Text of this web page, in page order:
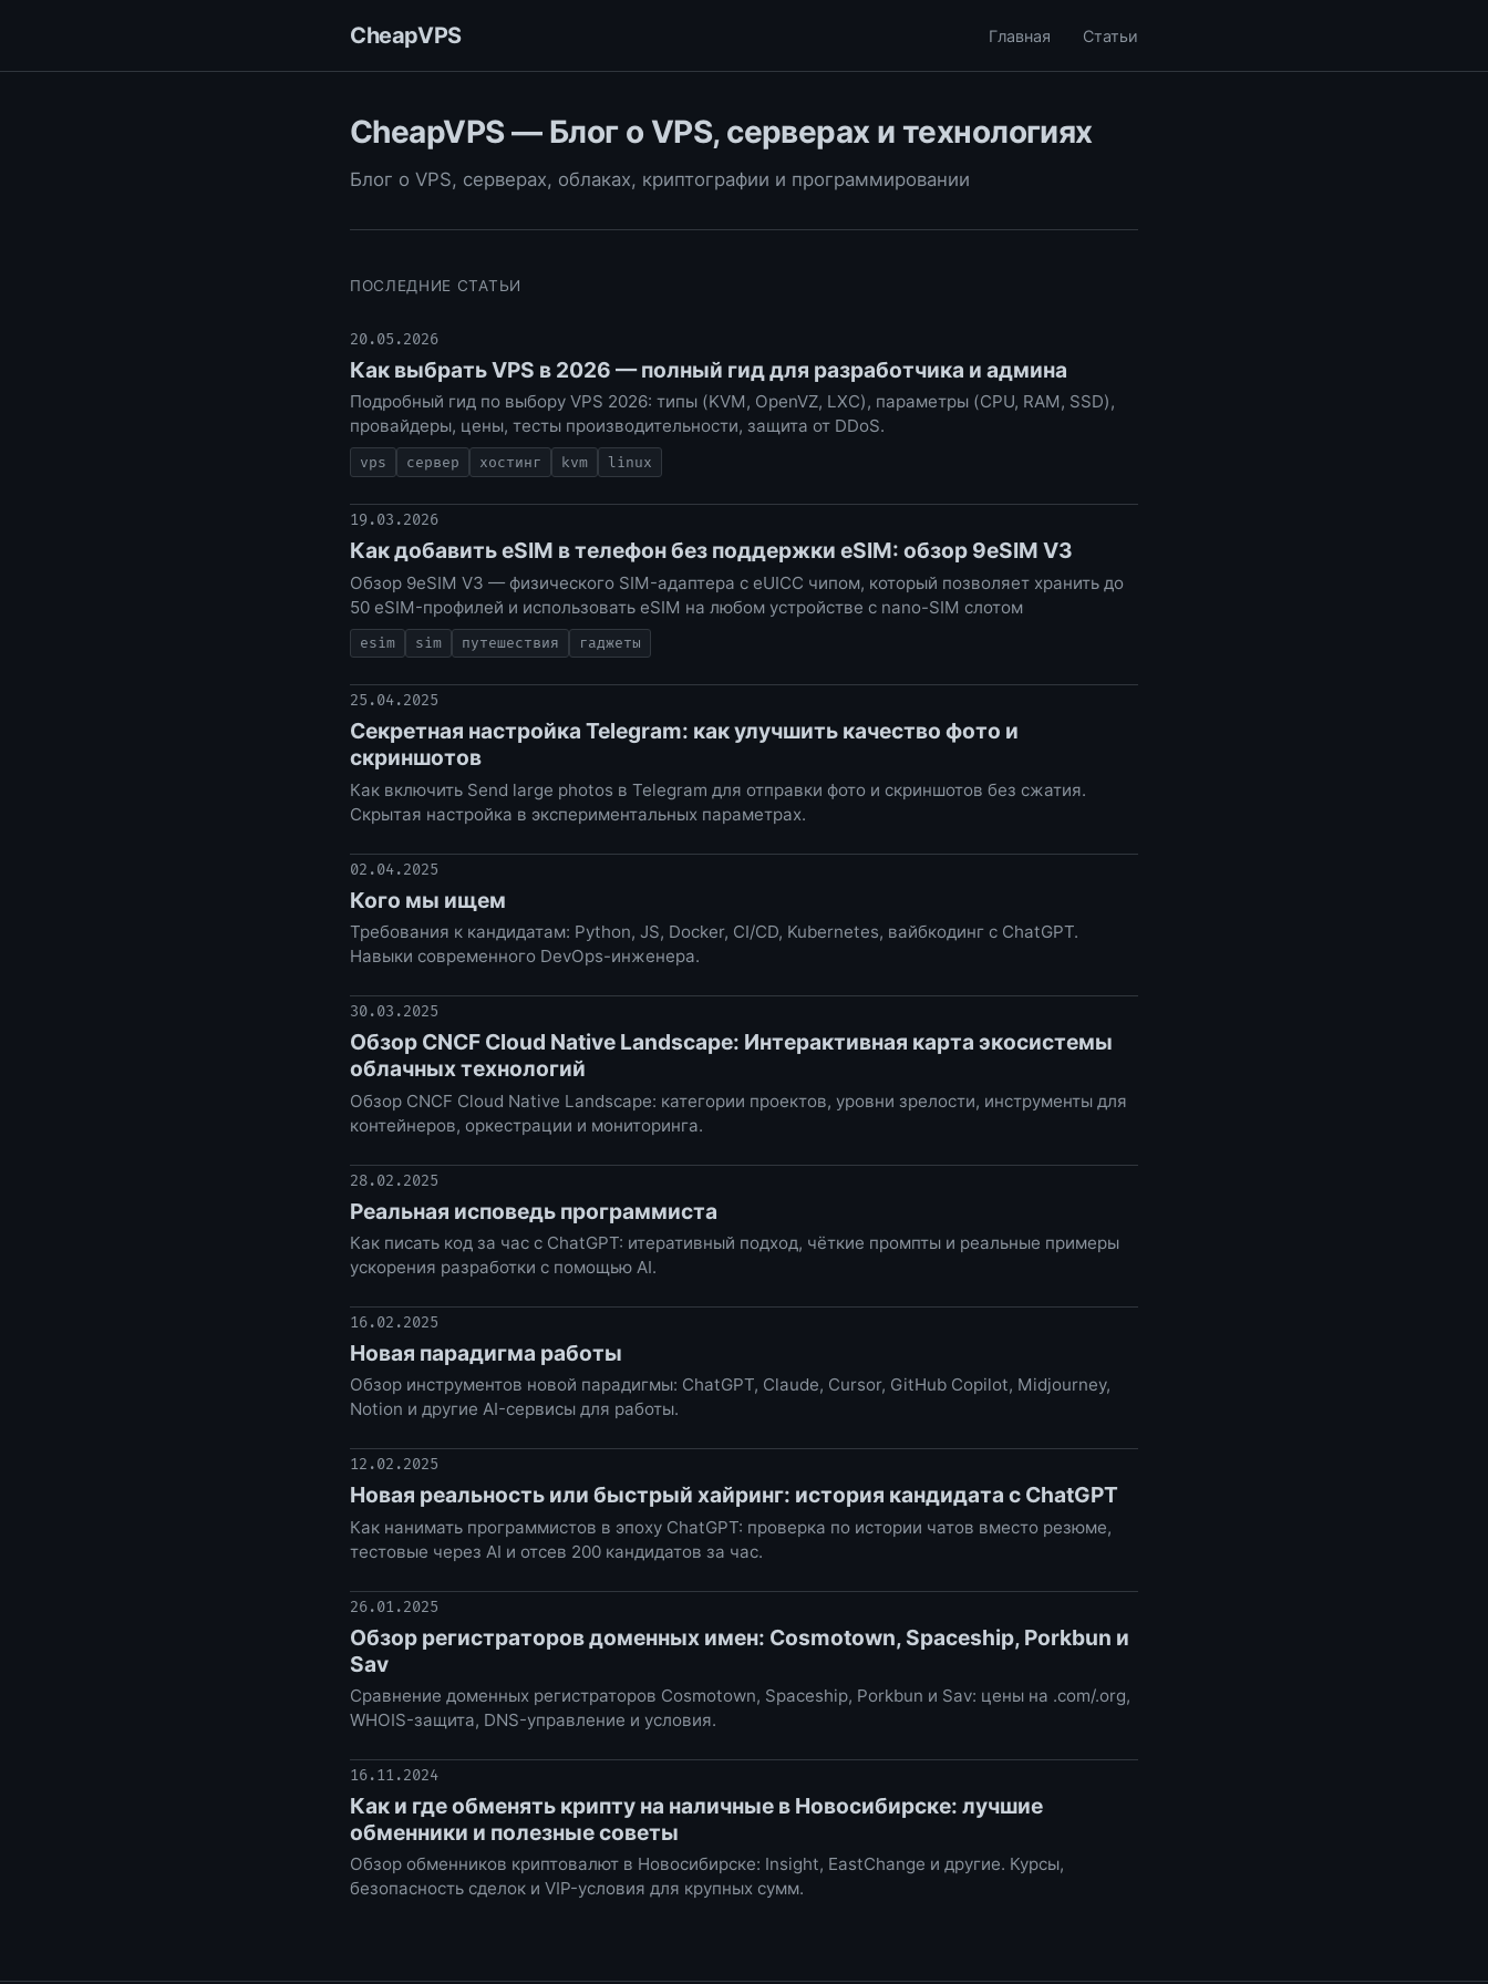
CheapVPS Главная Статьи
CheapVPS — Блог о VPS, серверах и технологиях
Блог о VPS, серверах, облаках, криптографии и программировании
ПОСЛЕДНИЕ СТАТЬИ
20.05.2026
Как выбрать VPS в 2026 — полный гид для разработчика и админа
Подробный гид по выбору VPS 2026: типы (KVM, OpenVZ, LXC), параметры (CPU, RAM, SSD),
провайдеры, цены, тесты производительности, защита от DDoS.
vps сервер хостинг kvm linux
19.03.2026
Как добавить eSIM в телефон без поддержки eSIM: обзор 9eSIM V3
Обзор 9eSIM V3 — физического SIM-адаптера с eUICC чипом, который позволяет хранить до
50 eSIM-профилей и использовать eSIM на любом устройстве с nano-SIM слотом
esim sim путешествия гаджеты
25.04.2025
Секретная настройка Telegram: как улучшить качество фото и
скриншотов
Как включить Send large photos в Telegram для отправки фото и скриншотов без сжатия.
Скрытая настройка в экспериментальных параметрах.
02.04.2025
Кого мы ищем
Требования к кандидатам: Python, JS, Docker, CI/CD, Kubernetes, вайбкодинг с ChatGPT.
Навыки современного DevOps-инженера.
30.03.2025
Обзор CNCF Cloud Native Landscape: Интерактивная карта экосистемы
облачных технологий
Обзор CNCF Cloud Native Landscape: категории проектов, уровни зрелости, инструменты для
контейнеров, оркестрации и мониторинга.
28.02.2025
Реальная исповедь программиста
Как писать код за час с ChatGPT: итеративный подход, чёткие промпты и реальные примеры
ускорения разработки с помощью AI.
16.02.2025
Новая парадигма работы
Обзор инструментов новой парадигмы: ChatGPT, Claude, Cursor, GitHub Copilot, Midjourney,
Notion и другие AI-сервисы для работы.
12.02.2025
Новая реальность или быстрый хайринг: история кандидата с ChatGPT
Как нанимать программистов в эпоху ChatGPT: проверка по истории чатов вместо резюме,
тестовые через AI и отсев 200 кандидатов за час.
26.01.2025
Обзор регистраторов доменных имен: Cosmotown, Spaceship, Porkbun и
Sav
Сравнение доменных регистраторов Cosmotown, Spaceship, Porkbun и Sav: цены на .com/.org,
WHOIS-защита, DNS-управление и условия.
16.11.2024
Как и где обменять крипту на наличные в Новосибирске: лучшие
обменники и полезные советы
Обзор обменников криптовалют в Новосибирске: Insight, EastChange и другие. Курсы,
безопасность сделок и VIP-условия для крупных сумм.